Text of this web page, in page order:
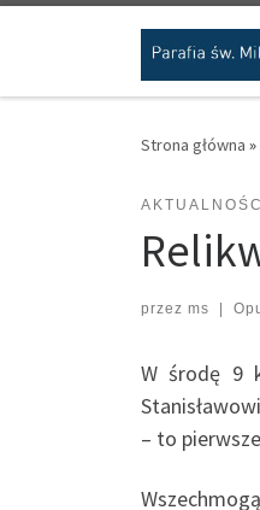
Przejdź do treści
Strona główna »
AKTUALNOŚCI
przez ms
W środę 9
– to